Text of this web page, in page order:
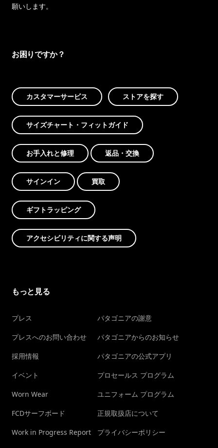
願いします。
お困りですか？
カスタマーサービス ストアを探す
サイズチャート・フィットガイド
お手入れと修理 返品・交換
サインイン 買取
ギフトラッピング
アクセシビリティに関する声明
もっと見る
プレス
プレスへのお問い合わせ
採用情報
イベント
Worn Wear
FCDサーフボード
Work in Progress Report
パタゴニアの謝意
パタゴニアからのお知らせ
パタゴニアの公式アプリ
プロセールス プログラム
ユニフォーム プログラム
正規取扱店について
プライバシーポリシー